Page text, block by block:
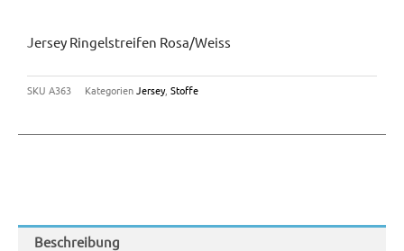
Jersey Ringelstreifen Rosa/weiss
SKU A363 KategorienJersey, Stoffe
Beschreibung